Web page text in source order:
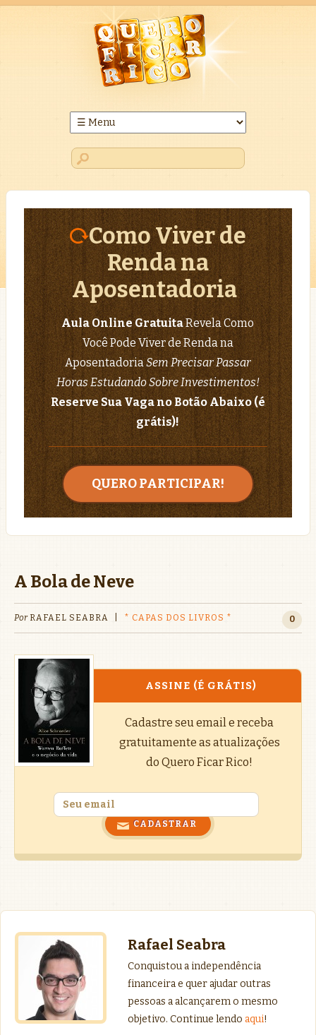
Como Viver de
Renda na
Aposentadoria
Aula Online GratuitaRevela Como
Você Pode Viver de Renda na
AposentadoriaSem Precisar Passar
Horas Estudando Sobre Investimentos!
Reserve Sua Vaga no Botão Abaixo (é
grátis)!
QUERO PARTICIPAR!
A Bola de Neve
Por RAFAEL SEABRA * CAPAS DOS LIVROS * 0
ASSINE (É GRÁTIS)
Cadastre seu email e receba
gratuitamente as atualizações
do Quero Ficar Rico!
Rafael Seabra
Conquistou a independência
financeira e quer ajudar outras
pessoas a alcançarem o mesmo
objetivo. Continue lendo aqui!